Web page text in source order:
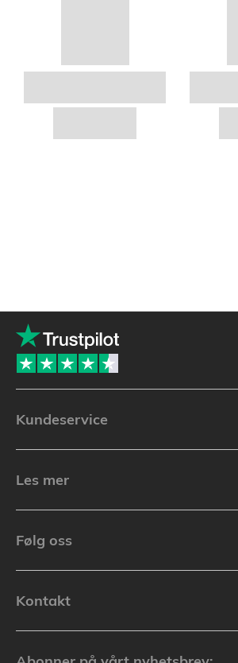
Kundeservice
Les mer
Følg oss
Kontakt